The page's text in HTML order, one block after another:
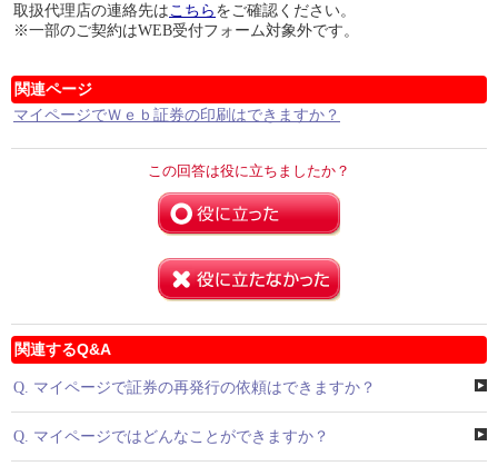
取扱代理店の連絡先はこちら をご確認ください。
※一部のご契約はWEB受付フォーム対象外です。
関連ページ
マイページでＷｅｂ証券の印刷はできますか？
この回答は役に立ちましたか？
関連するQ&A
Q. マイページで証券の再発行の依頼はできますか？
Q. マイページではどんなことができますか？